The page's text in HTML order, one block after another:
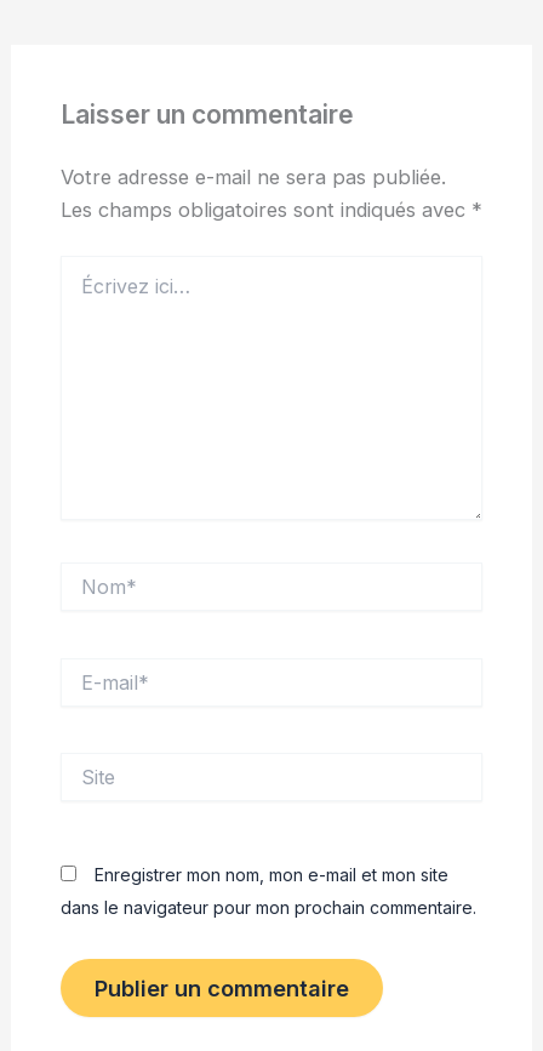
Laisser un commentaire
Votre adresse e-mail ne sera pas publiée.
Les champs obligatoires sont indiqués avec *
ici…
mail*
Enregistrer mon nom, mon e-mail et mon site
dans le navigateur pour mon prochain commentaire.